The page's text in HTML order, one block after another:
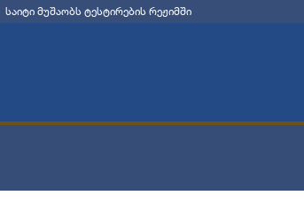
საიტი მუშაობს ტესტირების რეჟიმში